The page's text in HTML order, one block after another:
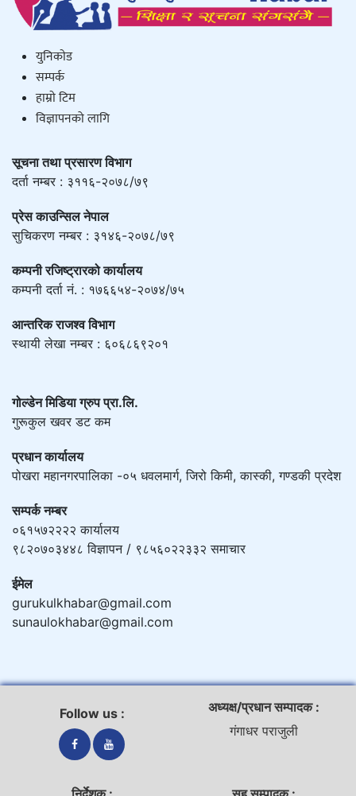
युनिकाेड
सम्पर्क
हाम्राे टिम
विज्ञापनको लागि
सूचना तथा प्रसारण विभाग
दर्ता नम्बर : ३११६-२०७८/७९
प्रेस काउन्सिल नेपाल
सुचिकरण नम्बर : ३१४६-२०७८/७९
कम्पनी रजिष्ट्रारको कार्यालय
कम्पनी दर्ता नं. : १७६६५४-२०७४/७५
आन्तरिक राजश्व विभाग
स्थायी लेखा नम्बर : ६०६८६९२०१
गोल्डेन मिडिया ग्रुप प्रा.लि.
गुरूकुल खवर डट कम
प्रधान कार्यालय
पोखरा महानगरपालिका -०५ धवलमार्ग, जिरो किमी, कास्की, गण्डकी प्रदेश
सम्पर्क नम्बर
०६१५७२२२२ कार्यालय
९८२०७०३४४८ विज्ञापन / ९८५६०२२३३२ समाचार
ईमेल
gurukulkhabar@gmail.com
sunaulokhabar@gmail.com
Follow us :
अध्यक्ष/प्रधान सम्पादक :
गंगाधर पराजुली